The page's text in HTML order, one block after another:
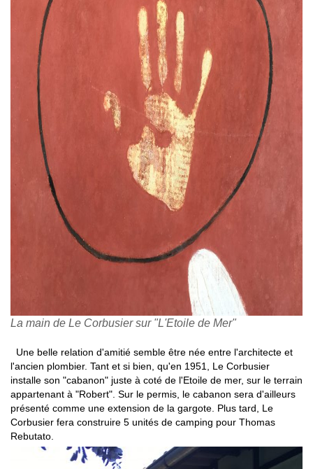
La main de Le Corbusier sur "L'Etoile de Mer"
Une belle relation d'amitié semble être née entre l'architecte et
l'ancien plombier. Tant et si bien, qu'en 1951, Le Corbusier
installe son "cabanon" juste à coté de l'Etoile de mer, sur le terrain
appartenant à "Robert". Sur le permis, le cabanon sera d'ailleurs
présenté comme une extension de la gargote. Plus tard, Le
Corbusier fera construire 5 unités de camping pour Thomas
Rebutato.